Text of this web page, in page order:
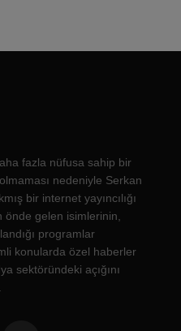
fazla nüfusa sahip bir
nedeniyle Serkan
bir internet yayıncılığı
önde gelen isimlerinin,
programlar
konularda özel haberler
sektöründeki açığını